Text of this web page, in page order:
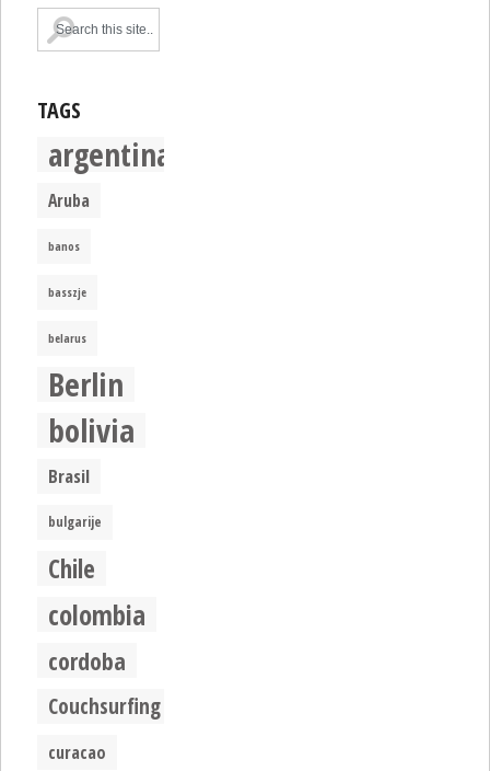
TAGS
argentina
Aruba
banos
basszje
belarus
Berlin
bolivia
Brasil
bulgarije
Chile
colombia
cordoba
Couchsurfing
curacao